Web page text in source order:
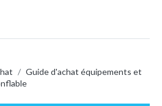
/ Guide d'achat équipements et